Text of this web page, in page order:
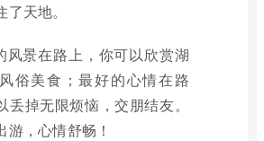
天地。
风景在路上，你可以欣赏湖
俗美食；最好的心情在路
丢掉无限烦恼，交朋结友。
游，心情舒畅！